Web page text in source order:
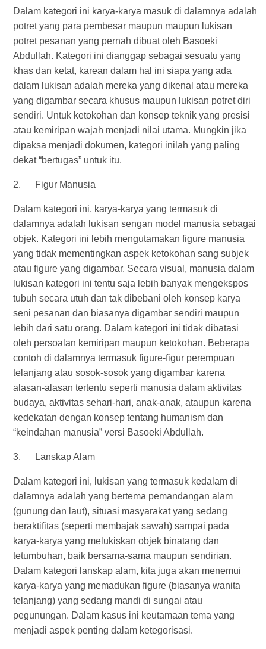
Dalam kategori ini karya-karya masuk di dalamnya adalah
potret yang para pembesar maupun maupun lukisan
potret pesanan yang pernah dibuat oleh Basoeki
Abdullah. Kategori ini dianggap sebagai sesuatu yang
khas dan ketat, karean dalam hal ini siapa yang ada
dalam lukisan adalah mereka yang dikenal atau mereka
yang digambar secara khusus maupun lukisan potret diri
sendiri. Untuk ketokohan dan konsep teknik yang presisi
atau kemiripan wajah menjadi nilai utama. Mungkin jika
dipaksa menjadi dokumen, kategori inilah yang paling
dekat “bertugas” untuk itu.
2. Figur Manusia
Dalam kategori ini, karya-karya yang termasuk di
dalamnya adalah lukisan sengan model manusia sebagai
objek. Kategori ini lebih mengutamakan figure manusia
yang tidak mementingkan aspek ketokohan sang subjek
atau figure yang digambar. Secara visual, manusia dalam
lukisan kategori ini tentu saja lebih banyak mengekspos
tubuh secara utuh dan tak dibebani oleh konsep karya
seni pesanan dan biasanya digambar sendiri maupun
lebih dari satu orang. Dalam kategori ini tidak dibatasi
oleh persoalan kemiripan maupun ketokohan. Beberapa
contoh di dalamnya termasuk figure-figur perempuan
telanjang atau sosok-sosok yang digambar karena
alasan-alasan tertentu seperti manusia dalam aktivitas
budaya, aktivitas sehari-hari, anak-anak, ataupun karena
kedekatan dengan konsep tentang humanism dan
“keindahan manusia” versi Basoeki Abdullah.
3. Lanskap Alam
Dalam kategori ini, lukisan yang termasuk kedalam di
dalamnya adalah yang bertema pemandangan alam
(gunung dan laut), situasi masyarakat yang sedang
beraktifitas (seperti membajak sawah) sampai pada
karya-karya yang melukiskan objek binatang dan
tetumbuhan, baik bersama-sama maupun sendirian.
Dalam kategori lanskap alam, kita juga akan menemui
karya-karya yang memadukan figure (biasanya wanita
telanjang) yang sedang mandi di sungai atau
pegunungan. Dalam kasus ini keutamaan tema yang
menjadi aspek penting dalam ketegorisasi.